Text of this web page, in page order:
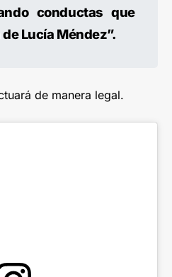
conductas que
Lucía Méndez”.
de manera legal.